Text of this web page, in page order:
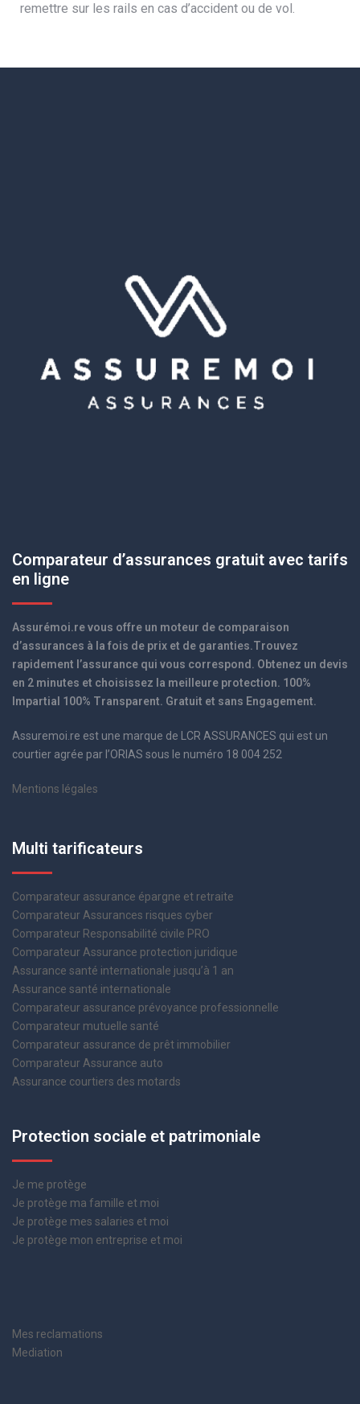
remettre sur les rails en cas d’accident ou de vol.
Comparateur d’assurances gratuit avec tarifs
en ligne
Assurémoi.re vous offre un moteur de comparaison
d’assurances à la fois de prix et de garanties.Trouvez
rapidement l’assurance qui vous correspond. Obtenez un devis
en 2 minutes et choisissez la meilleure protection. 100%
Impartial 100% Transparent. Gratuit et sans Engagement.
Assuremoi.re est une marque de LCR ASSURANCES qui est un
courtier agrée par l’ORIAS sous le numéro 18 004 252
Mentions légales
Multi tarificateurs
Comparateur assurance épargne et retraite
Comparateur Assurances risques cyber
Comparateur Responsabilité civile PRO
Comparateur Assurance protection juridique
Assurance santé internationale jusqu’à 1 an
Assurance santé internationale
Comparateur assurance prévoyance professionnelle
Comparateur mutuelle santé
Comparateur assurance de prêt immobilier
Comparateur Assurance auto
Assurance courtiers des motards
Protection sociale et patrimoniale
Je me protège
Je protège ma famille et moi
Je protège mes salaries et moi
Je protège mon entreprise et moi
Mes reclamations
Mediation